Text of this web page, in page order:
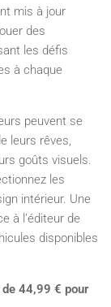
mis à jour
des
les défis
à chaque
peuvent se
leurs rêves,
goûts visuels.
les
intérieur. Une
à l’éditeur de
disponibles
de 44,99 € pour